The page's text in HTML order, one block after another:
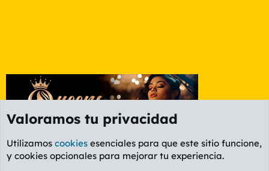
Etiquetas
Valoramos tu privacidad
Utilizamos cookies esenciales para que este sitio funcione,
y cookies opcionales para mejorar tu experiencia.